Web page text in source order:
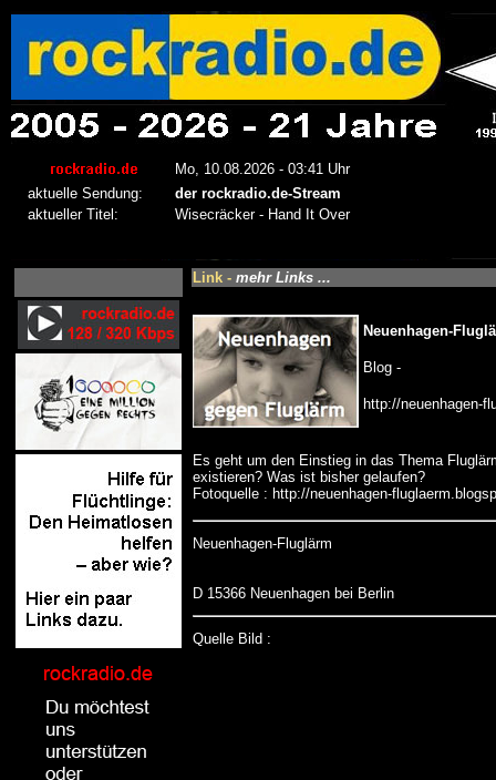
Link - mehr Links ...
Neuenhagen-
Blog -
http://neuenhagen-
Es geht um den Einstieg in das Thema
existieren? Was ist bisher gelaufen?
Fotoquelle : http://neuenhagen-
Neuenhagen-Fluglärm
D 15366 Neuenhagen bei Berlin
Quelle Bild :